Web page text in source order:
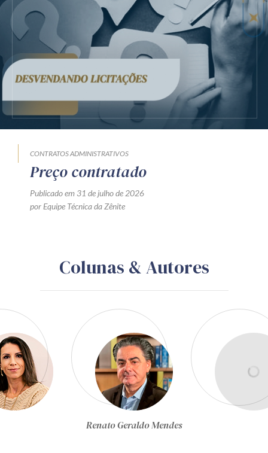
CONTRATOS ADMINISTRATIVOS
Preço contratado
Publicado em 31 de julho de 2026
por Equipe Técnica da Zênite
Colunas & Autores
Renato Geraldo Mendes